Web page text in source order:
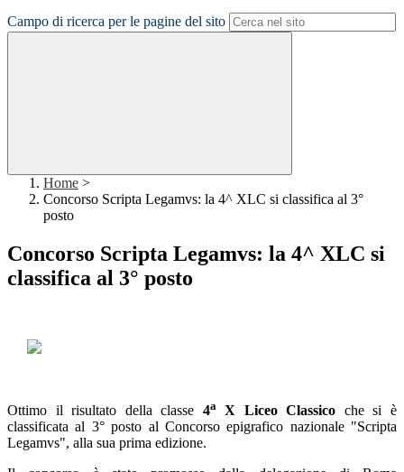
Campo di ricerca per le pagine del sito
Home >
Concorso Scripta Legamvs: la 4^ XLC si classifica al 3°
posto
Concorso Scripta Legamvs: la 4^ XLC si
classifica al 3° posto
Ottimo il risultato della classe 4aX Liceo Classico che si è
classificata al 3° posto al Concorso epigrafico nazionale "Scripta
Legamvs", alla sua prima edizione.